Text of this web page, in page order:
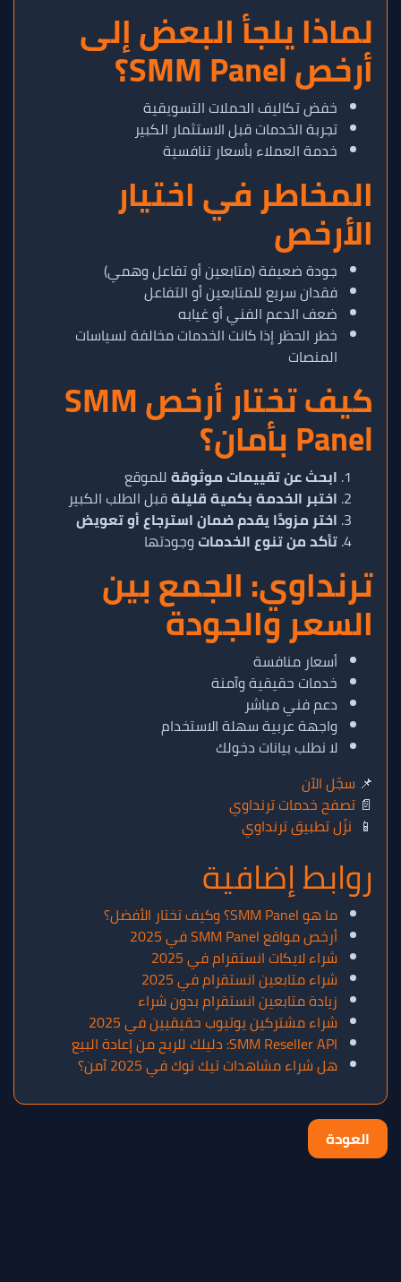
لماذا يلجأ البعض إلى
أرخص SMM Panel؟
خفض تكاليف الحملات التسويقية
تجربة الخدمات قبل الاستثمار الكبير
خدمة العملاء بأسعار تنافسية
المخاطر في اختيار
الأرخص
جودة ضعيفة (متابعين أو تفاعل وهمي)
فقدان سريع للمتابعين أو التفاعل
ضعف الدعم الفني أو غيابه
خطر الحظر إذا كانت الخدمات مخالفة لسياسات
المنصات
كيف تختار أرخص SMM
Panel بأمان؟
ابحث عن تقييمات موثوقةللموقع
اختبر الخدمة بكمية قليلةقبل الطلب الكبير
اختر مزودًا يقدم ضمان استرجاع أو تعويض
تأكد من تنوع الخدمات وجودتها
ترنداوي: الجمع بين
السعر والجودة
أسعار منافسة
خدمات حقيقية وآمنة
دعم فني مباشر
واجهة عربية سهلة الاستخدام
لا نطلب بيانات دخولك
📌 سجّل الآن
📄 تصفح خدمات ترنداوي
📱 نزّل تطبيق ترنداوي
روابط إضافية
ما هو SMM Panel؟ وكيف تختار الأفضل؟
أرخص مواقع SMM Panel في 2025
شراء لايكات انستقرام في 2025
شراء متابعين انستقرام في 2025
زيادة متابعين انستقرام بدون شراء
شراء مشتركين يوتيوب حقيقيين في 2025
SMM Reseller API: دليلك للربح من إعادة البيع
هل شراء مشاهدات تيك توك في 2025 آمن؟
العودة